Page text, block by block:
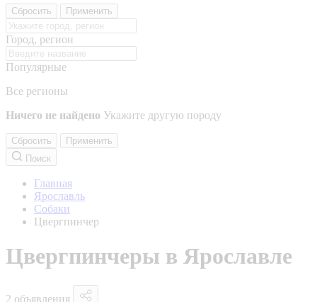
Сбросить Применить
Город, регион
Популярные
Все регионы
Ничего не найдено Укажите другую породу
Сбросить
Применить
Поиск
Главная
Ярославль
Собаки
Цвергпинчер
Цвергпинчеры в Ярославле
2 объявления